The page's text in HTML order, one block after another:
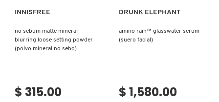
INNISFREE
no sebum matte mineral
blurring loose setting powder
(polvo mineral no sebo)
$ 315.00
DRUNK ELEPHANT
amino rain™ glasswater serum
(suero facial)
$ 1,580.00